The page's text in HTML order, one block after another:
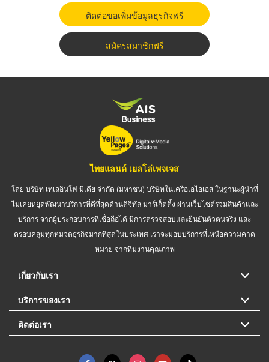
ติดต่อขอเพิ่มข้อมูลธุรกิจฟรี
สมัครสมาชิกฟรี
ไทยแลนด์ เยลโล่เพจเจส
โดย บริษัท เทเลอินโฟ มีเดีย จำกัด (มหาชน) บริษัทในเครือเอไอเอส ในฐานะผู้นำที่
ไม่เคยหยุดพัฒนาบริการที่ดีที่สุดด้านดิจิทัล มาร์เก็ตติ้ง ผ่านเว็บไซต์รวมสินค้าและ
บริการ จากผู้ประกอบการที่เชื่อถือได้ มีการตรวจสอบและยืนยันตัวตนจริง และ
ครอบคลุมทุกหมวดธุรกิจมากที่สุดในประเทศ เราจะมอบบริการที่เหนือความคาด
หมาย จากทีมงานคุณภาพ
เกี่ยวกับเรา
บริการของเรา
ติดต่อเรา